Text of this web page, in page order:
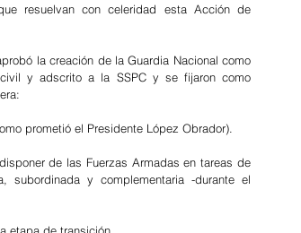
resuelvan con celeridad esta Acción de
la creación de la Guardia Nacional como
y adscrito a la SSPC y se fijaron como
prometió el Presidente López Obrador).
de las Fuerzas Armadas en tareas de
subordinada y complementaria -durante el